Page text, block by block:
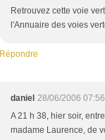
Retrouvez cette voie
l'Annuaire des voies
Répondre
daniel 28/06/2006 07:56
A 21 h 38, hier soir,
madame Laurence, de